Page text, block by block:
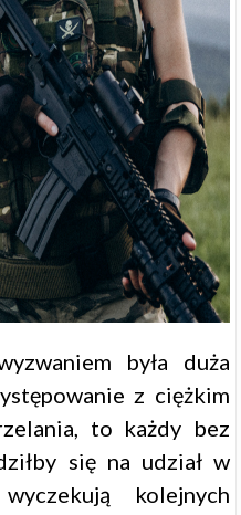
była duża
z ciężkim
to każdy bez
się na udział w
kolejnych